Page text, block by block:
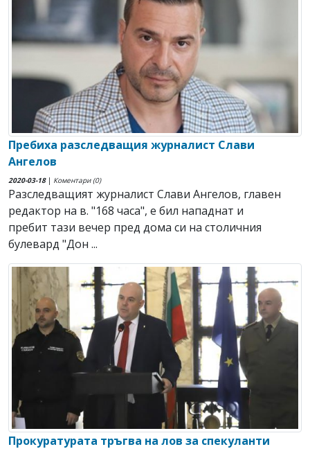
Пребиха разследващия журналист Слави
Ангелов
2020-03-18| Коментари (0)
Разследващият журналист Слави Ангелов, главен
редактор на в. "168 часа", е бил нападнат и
пребит тази вечер пред дома си на столичния
булевард "Дон ...
Прокуратурата тръгва на лов за спекуланти